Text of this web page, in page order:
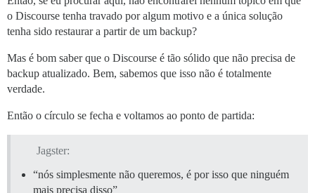
o Discourse tenha travado por algum motivo e a única solução
tenha sido restaurar a partir de um backup?
Mas é bom saber que o Discourse é tão sólido que não precisa de
backup atualizado. Bem, sabemos que isso não é totalmente
verdade.
Então o círculo se fecha e voltamos ao ponto de partida:
Jagster:
“nós simplesmente não queremos, é por isso que ninguém
mais precisa disso”